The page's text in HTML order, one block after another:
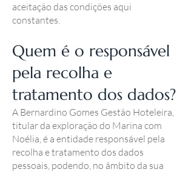
aceitação das condições aqui
constantes.
Quem é o responsável
pela recolha e
tratamento dos dados?
A Bernardino Gomes Gestão Hoteleira,
titular da exploração do Marina com
Noélia, é a entidade responsável pela
recolha e tratamento dos dados
pessoais, podendo, no âmbito da sua